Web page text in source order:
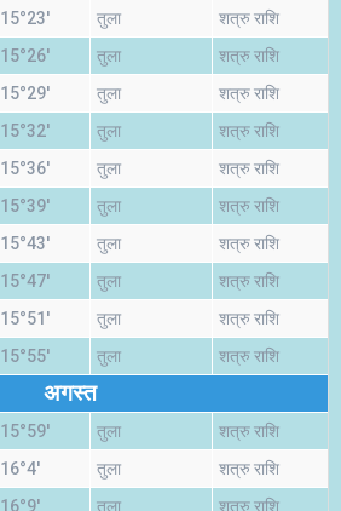
15°23' तुला शत्रु राशि
15°26' तुला शत्रु राशि
15°29' तुला शत्रु राशि
15°32' तुला शत्रु राशि
15°36' तुला शत्रु राशि
15°39' तुला शत्रु राशि
15°43' तुला शत्रु राशि
15°47' तुला शत्रु राशि
15°51' तुला शत्रु राशि
15°55' तुला शत्रु राशि
अगस्त
15°59' तुला शत्रु राशि
16°4' तुला शत्रु राशि
16°9' तुला शत्रु राशि